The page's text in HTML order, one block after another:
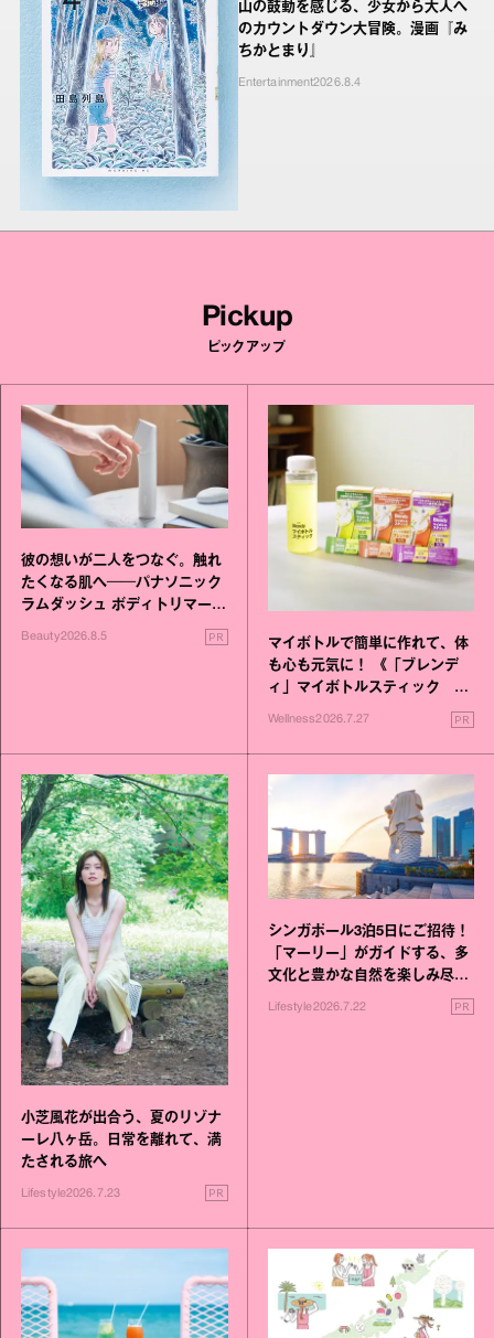
山の鼓動を感じる、少女から大人へ
のカウントダウン大冒険。漫画『み
ちかとまり』
Entertainment2026.8.4
Pickup
ピックアップ
彼の想いが二人をつなぐ。触れ
たくなる肌へ──パナソニック
ラムダッシュ ボディトリマーが
Beauty2026.8.5 PR
マイボトルで簡単に作れて、体
も心も元気に！ 《「ブレンデ
ィ」マイボトルスティック い
いこと毎日》シリーズが誕生
Wellness2026.7.27 PR
小芝風花が出合う、夏のリゾナ
ーレ八ヶ岳。日常を離れて、満
たされる旅へ
Lifestyle2026.7.23 PR
シンガポール3泊5日にご招待！
「マーリー」がガイドする、多
文化と豊かな自然を楽しみ尽く
Lifestyle2026.7.22 PR